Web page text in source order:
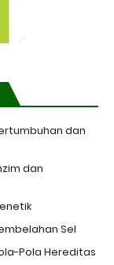
dan
dan
Sel
Pola Hereditas